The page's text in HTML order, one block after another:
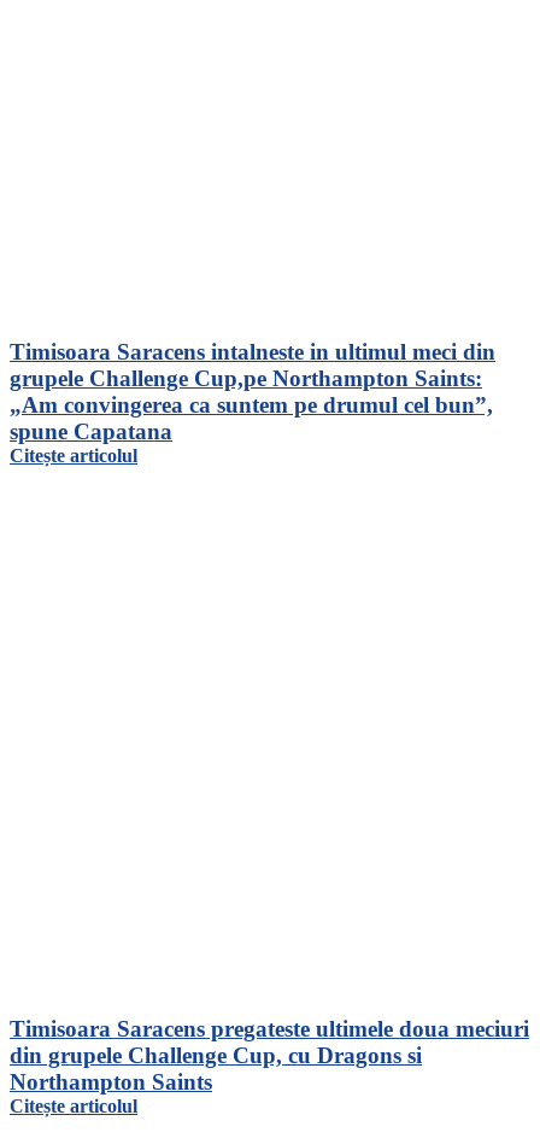
Timisoara Saracens intalneste in ultimul meci din
grupele Challenge Cup,pe Northampton Saints:
„Am convingerea ca suntem pe drumul cel bun”,
spune Capatana
Citește articolul
Timisoara Saracens pregateste ultimele doua meciuri
din grupele Challenge Cup, cu Dragons si
Northampton Saints
Citește articolul